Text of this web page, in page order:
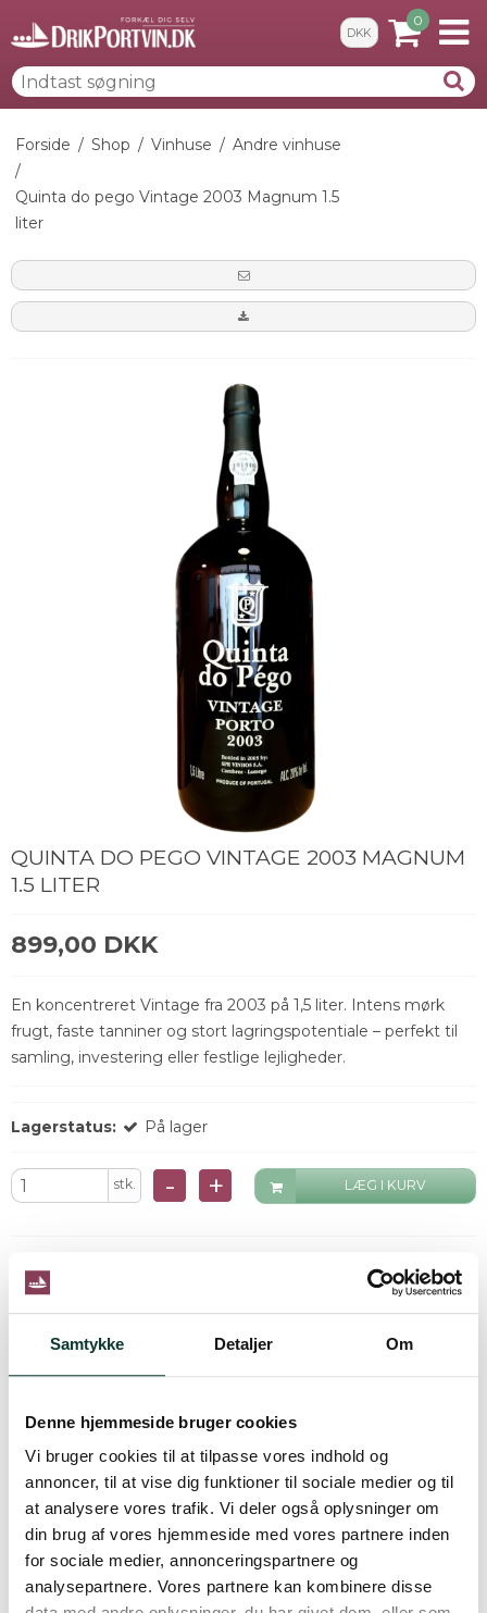
Samtykke Detaljer Om
Denne hjemmeside bruger cookies
Vi bruger cookies til at tilpasse vores indhold og
annoncer, til at vise dig funktioner til sociale medier og til
at analysere vores trafik. Vi deler også oplysninger om
din brug af vores hjemmeside med vores partnere inden
for sociale medier, annonceringspartnere og
analysepartnere. Vores partnere kan kombinere disse
DKK
0
Forside / Shop / Vinhuse / Andre vinhuse
/
Quinta do pego Vintage 2003 Magnum 1.5
liter
QUINTA DO PEGO VINTAGE 2003 MAGNUM
1.5 LITER
899,00 DKK
En koncentreret Vintage fra 2003 på 1,5 liter. Intens mørk
frugt, faste tanniner og stort lagringspotentiale – perfekt til
samling, investering eller festlige lejligheder.
Lagerstatus: På lager
stk. - + LÆG I KURV
Quinta do Pego Vintage 2003 Magnum er en klassisk
frugt, struktur og elegance. Magnumflaskens større
volumen giver en langsommere modning på flaske, hvilket
Farven er dyb rubin med mørke nuancer. Næsen byder på
solbær, kirsebær og brombær med subtile noter af viol,
chokolade og krydderier. Smagen er fyldig, struktureret og
elegant med markante, men velintegrerede tanniner.
Balancen mellem sødme og syre giver en lang, raffineret
eftersmag.
Som klassisk Vintage Port har den kort fadlagring og
Specifikationer Portvinstypen Høståret Servering
Volumen 1,5 liter